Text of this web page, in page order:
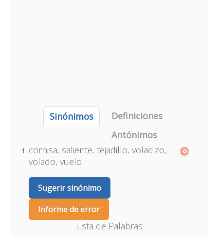
Sinónimos
Definiciones
Antónimos
cornisa, saliente, tejadillo, voladizo,
volado, vuelo
Sugerir sinónimo
Informe de error
Lista de Palabras